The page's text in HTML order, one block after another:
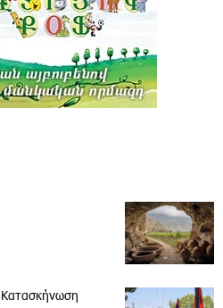
Κατασκήνωση